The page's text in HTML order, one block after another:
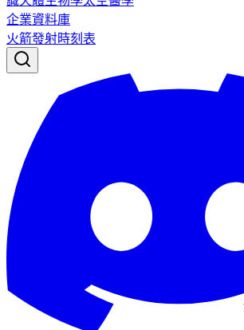
企業資料庫
火箭發射時刻表